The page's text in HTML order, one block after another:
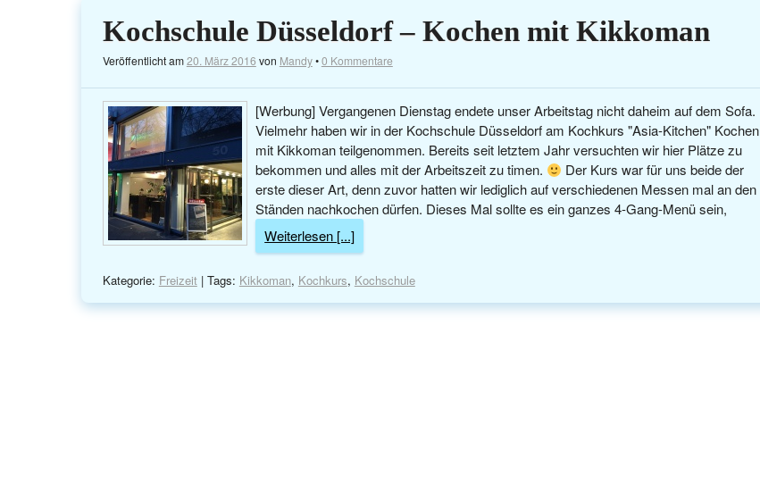
Kochschule Düsseldorf – Kochen mit Kikkoman
Veröffentlicht am20. März 2016 von Mandy•0 Kommentare
[Werbung] Vergangenen Dienstag endete unser Arbeitstag nicht daheim auf dem Sofa.
Vielmehr haben wir in der Kochschule Düsseldorf am Kochkurs "Asia-Kitchen" Kochen
mit Kikkoman teilgenommen. Bereits seit letztem Jahr versuchten wir hier Plätze zu
bekommen und alles mit der Arbeitszeit zu timen.
Der Kurs war für uns beide der
erste dieser Art, denn zuvor hatten wir lediglich auf verschiedenen Messen mal an den
Ständen nachkochen dürfen. Dieses Mal sollte es ein ganzes 4-Gang-Menü sein,
Weiterlesen [...]
Kategorie: Freizeit| Tags: Kikkoman, Kochkurs, Kochschule